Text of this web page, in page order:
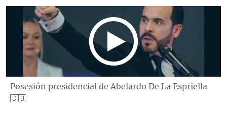
Posesión presidencial de Abelardo De La Espriella
🇨🇴